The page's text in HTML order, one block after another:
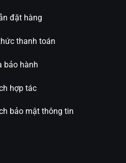
đặt hàng
thanh toán
bảo hành
hợp tác
bảo mật thông tin